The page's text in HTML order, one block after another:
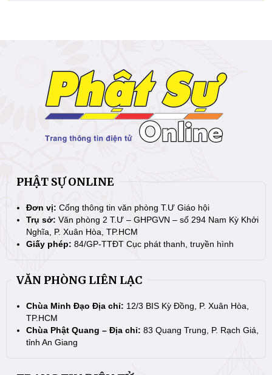
PHẬT SỰ ONLINE
Đơn vị: Cổng thông tin văn phòng T.Ư Giáo hội
Trụ sở: Văn phòng 2 T.Ư – GHPGVN – số 294 Nam Kỳ Khởi
Nghĩa, P. Xuân Hòa, TP.HCM
Giấy phép: 84/GP-TTĐT Cục phát thanh, truyền hình
VĂN PHÒNG LIÊN LẠC
Chùa Minh Đạo Địa chỉ: 12/3 BIS Kỳ Đồng, P. Xuân Hòa,
TP.HCM
Chùa Phật Quang – Địa chỉ: 83 Quang Trung, P. Rạch Giá,
tỉnh An Giang